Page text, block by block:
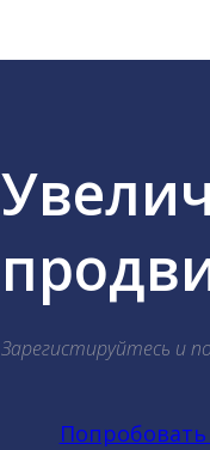
Зарегистируйтесь и